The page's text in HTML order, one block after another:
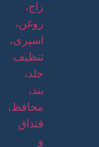
زاج،
روغن،
اسپری،
تنظیف
جلد،
بند،
محافظ،
قنداق
و